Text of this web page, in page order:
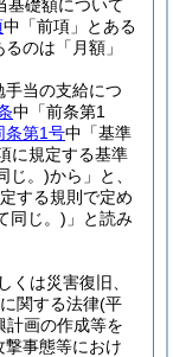
基礎額について
中「前項」とある
のは「月額」
当の支給につ
中「前条第1
条第1号中「基準
に規定する基準
じ。)から」と、
する規則で定め
同じ。) 」と読み
くは災害復旧、
関する法律(平
計画の作成等を
撃事態等におけ